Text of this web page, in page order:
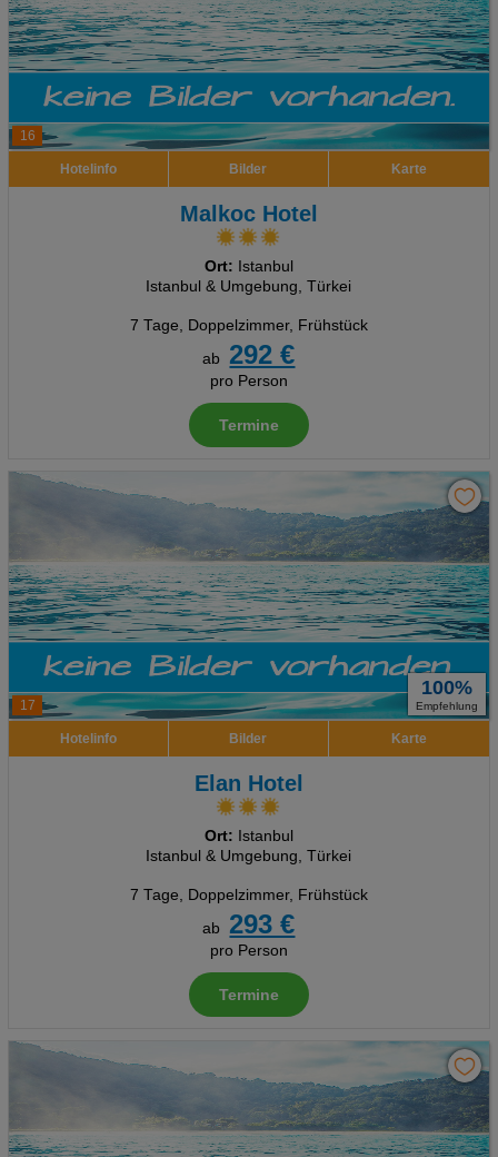
16
Hotelinfo Bilder Karte
Malkoc Hotel
Ort: Istanbul
Istanbul & Umgebung, Türkei
7 Tage, Doppelzimmer, Frühstück
ab
292 €
pro Person
Termine
17
100%
Empfehlung
Hotelinfo Bilder Karte
Elan Hotel
Ort: Istanbul
Istanbul & Umgebung, Türkei
7 Tage, Doppelzimmer, Frühstück
ab
293 €
pro Person
Termine